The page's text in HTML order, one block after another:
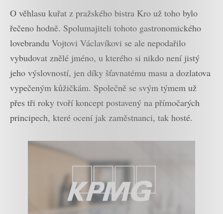
O věhlasu kuřat z pražského bistra Kro už toho bylo
řečeno hodně. Spolumajiteli tohoto gastronomického
lovebrandu Vojtovi Václavíkovi se ale nepodařilo
vybudovat znělé jméno, u kterého si nikdo není jistý
jeho výslovností, jen díky šťavnatému masu a dozlatova
vypečeným kůžičkám. Společně se svým týmem už
přes tři roky tvoří koncept postavený na přímočarých
principech, které ocení jak zaměstnanci, tak hosté.